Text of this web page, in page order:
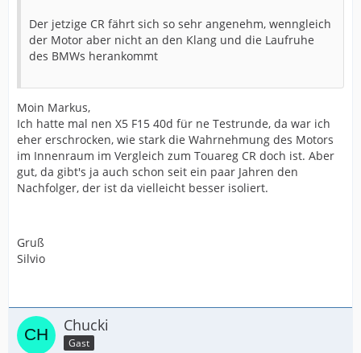
Der jetzige CR fährt sich so sehr angenehm, wenngleich
der Motor aber nicht an den Klang und die Laufruhe
des BMWs herankommt
Moin Markus,
Ich hatte mal nen X5 F15 40d für ne Testrunde, da war ich
eher erschrocken, wie stark die Wahrnehmung des Motors
im Innenraum im Vergleich zum Touareg CR doch ist. Aber
gut, da gibt's ja auch schon seit ein paar Jahren den
Nachfolger, der ist da vielleicht besser isoliert.
Gruß
Silvio
Chucki
Gast